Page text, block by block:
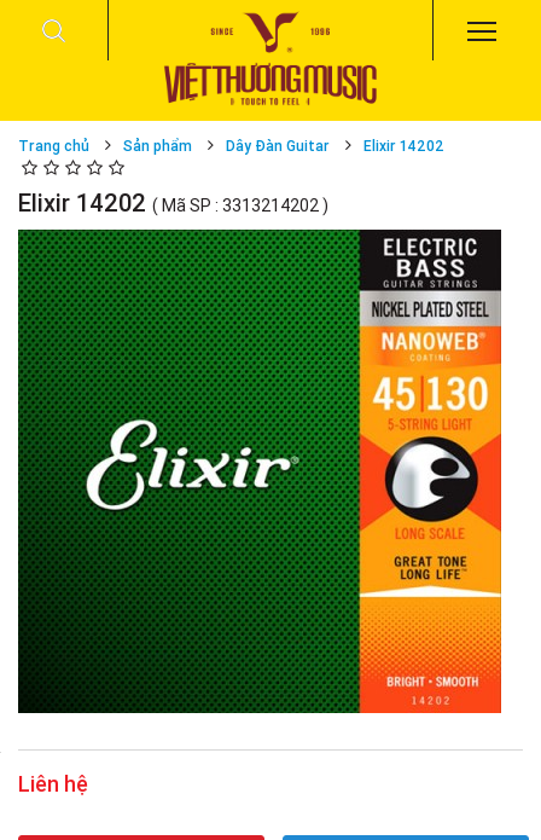
Trang chủ Sản phẩm Dây Đàn Guitar Elixir 14202
Elixir 14202 ( Mã SP : 3313214202 )
Liên hệ